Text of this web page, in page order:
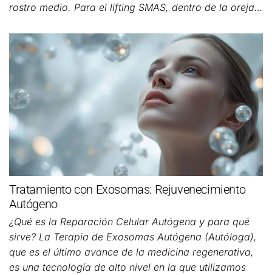
rostro medio. Para el lifting SMAS, dentro de la oreja…
Tratamiento con Exosomas: Rejuvenecimiento
Autógeno
¿Qué es la Reparación Celular Autógena y para qué
sirve? La Terapia de Exosomas Autógena (Autóloga),
que es el último avance de la medicina regenerativa,
es una tecnología de alto nivel en la que utilizamos